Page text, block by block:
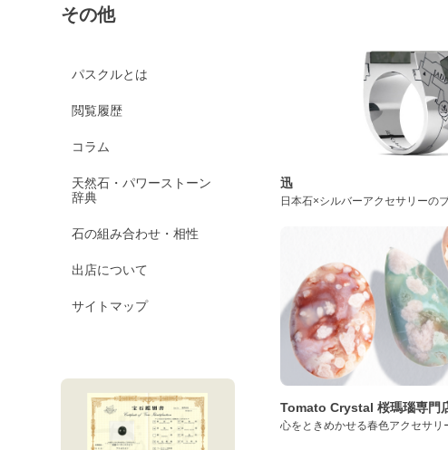
その他
パスクルとは
閲覧履歴
コラム
天然石・パワーストーン
辞典
石の組み合わせ・相性
出店について
サイトマップ
迅
日本石×シルバーアクセサリーの
Tomato Crystal 桜瑪瑙専門
心をときめかせる春色アクセサリ